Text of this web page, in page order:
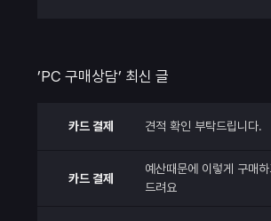
’PC 구매상담’ 최신 글
카드 결제 견적 확인 부탁드립니다.
카드 결제
예산때문에 이렇게 구매
드려요